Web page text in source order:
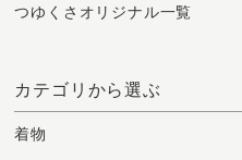
つゆくさオリジナル一覧
カテゴリから選ぶ
着物